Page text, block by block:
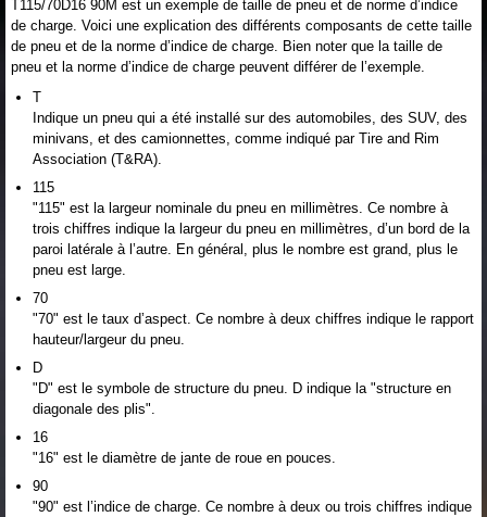
T115/70D16 90M est un exemple de taille de pneu et de norme d’indice
de charge. Voici une explication des différents composants de cette taille
de pneu et de la norme d’indice de charge. Bien noter que la taille de
pneu et la norme d’indice de charge peuvent différer de l’exemple.
T
Indique un pneu qui a été installé sur des automobiles, des SUV, des
minivans, et des camionnettes, comme indiqué par Tire and Rim
Association (T&RA).
115
"115" est la largeur nominale du pneu en millimètres. Ce nombre à
trois chiffres indique la largeur du pneu en millimètres, d’un bord de la
paroi latérale à l’autre. En général, plus le nombre est grand, plus le
pneu est large.
70
"70" est le taux d’aspect. Ce nombre à deux chiffres indique le rapport
hauteur/largeur du pneu.
D
"D" est le symbole de structure du pneu. D indique la "structure en
diagonale des plis".
16
"16" est le diamètre de jante de roue en pouces.
90
"90" est l’indice de charge. Ce nombre à deux ou trois chiffres indique